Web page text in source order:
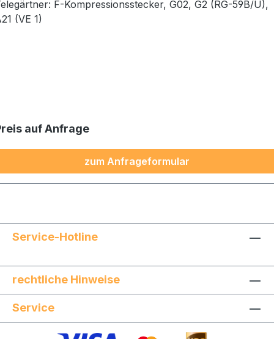
F-Kompressionsstecker, G02, G2 (RG-59B/U),
A21 (VE 1)
auf Anfrage
zum Anfrageformular
Service-Hotline
rechtliche Hinweise
Service